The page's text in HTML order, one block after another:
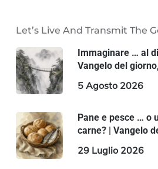
Let’s Live And Transmit The
Immaginare … al
Vangelo del
5 Agosto 2026
Pane e pesce … o
carne? | Vangelo
29 Luglio 2026